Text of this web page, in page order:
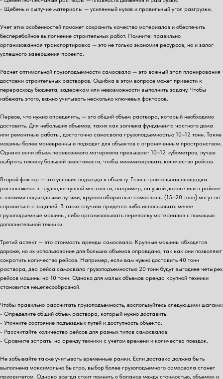
- Щебень и сыпучие материалы — усиленный кузов и правильный угол разгрузки.
Учет этих особенностей поможет сохранить качество материалов и обеспечить
бесперебойное выполнение строительных работ. Помните: правильно
организованная транспортировка — это не только экономия ресурсов, но и залог
успешного завершения проекта.
Расчет оптимальной грузоподъемности самосвала — это важный этап планирования
доставки строительных растворов. Ошибка в этом вопросе может привести к
перерасходу бюджета, задержкам или невозможности выполнить задачу. Чтобы
избежать этого, важно учитывать несколько ключевых факторов.
Первое, что нужно определить, — это общий объем раствора, который необходимо
доставить. Для небольших объемов, таких как заливка фундамента частного дома
или ремонтные работы, достаточно самосвала грузоподъемностью 10–12 тонн. Такие
машины более маневренны и подходят для объектов с ограниченным пространством.
Однако если объем перевозимого материала превышает 10–12 кубометров, лучше
выбрать технику большей вместимости, чтобы минимизировать количество рейсов.
Второй фактор — это условия подъезда к объекту. Если строительная площадка
расположена в труднодоступной местности, например, на узкой дороге или в районе
с плохими подъездными путями, крупногабаритные самосвалы (15–20 тонн) могут не
справиться с задачей. В таких случаях придется либо использовать менее
грузоподъемные машины, либо организовывать перевалку материалов с помощью
дополнительной техники.
Третий аспект — это стоимость аренды самосвала. Крупные машины обходятся
дороже, но их использование для больших объемов оправдано, так как они позволяют
сократить количество рейсов. Например, если вам нужно доставить 40 тонн
раствора, два рейса самосвала грузоподъемностью 20 тонн будут выгоднее четырех
рейсов машины на 10 тонн. Однако для малых объемов аренда крупной техники
становится нецелесообразной.
Чтобы правильно рассчитать грузоподъемность, воспользуйтесь следующими шагами:
- Определите общий объем раствора, который нужно доставить.
- Уточните состояние подъездных путей и доступность объекта.
- Рассчитайте количество рейсов для разных типов самосвалов.
- Сравните затраты на аренду техники с учетом времени и количества поездок.
Не забывайте также учитывать временные рамки. Если доставка должна быть
выполнена максимально быстро, выбор более грузоподъемного самосвала станет
приоритетом. Однако всегда стоит помнить о балансе между стоимостью, объемом и